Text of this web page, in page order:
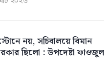
নয়, সচিবালয়ে বিমান
ছিলো : উপদেষ্টা ফাওজুল